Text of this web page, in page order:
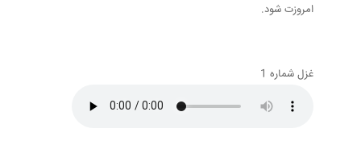
امروزت شود.
غزل شماره 1